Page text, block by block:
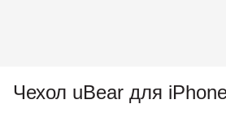
Чехол uBear для